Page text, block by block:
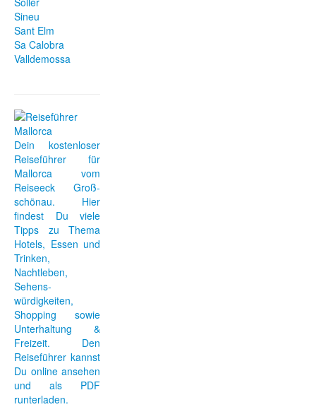
Sineu
Sant Elm
Sa Calobra
Valldemossa
Dein kostenloser
Reiseführer für
Mallorca vom
Reiseeck Groß-
schönau. Hier
findest Du viele
Tipps zu Thema
Hotels, Essen und
Trinken,
Nachtleben,
Sehens-
würdigkeiten,
Shopping sowie
Unterhaltung &
Freizeit. Den
Reiseführer kannst
Du online ansehen
und als PDF
runterladen.